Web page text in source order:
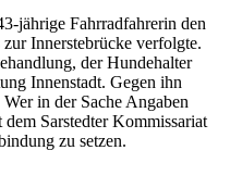
jährige Fahrradfahrerin den
Innerstebrücke verfolgte.
der Hundehalter
Innenstadt. Gegen ihn
in der Sache Angaben
Sarstedter Kommissariat
zu setzen.